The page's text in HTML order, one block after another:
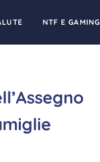
NTF E GAMING